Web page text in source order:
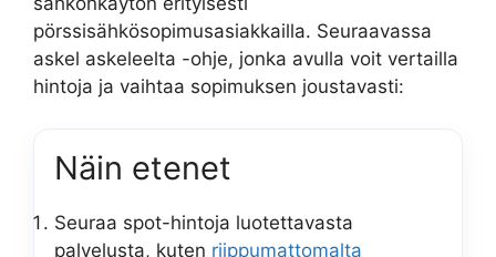
pörssisähkösopimusasiakkailla. Seuraavassa
askel askeleelta -ohje, jonka avulla voit vertailla
hintoja ja vaihtaa sopimuksen joustavasti:
Näin etenet
Seuraa spot-hintoja luotettavasta
palvelusta, kuten riippumattomalta